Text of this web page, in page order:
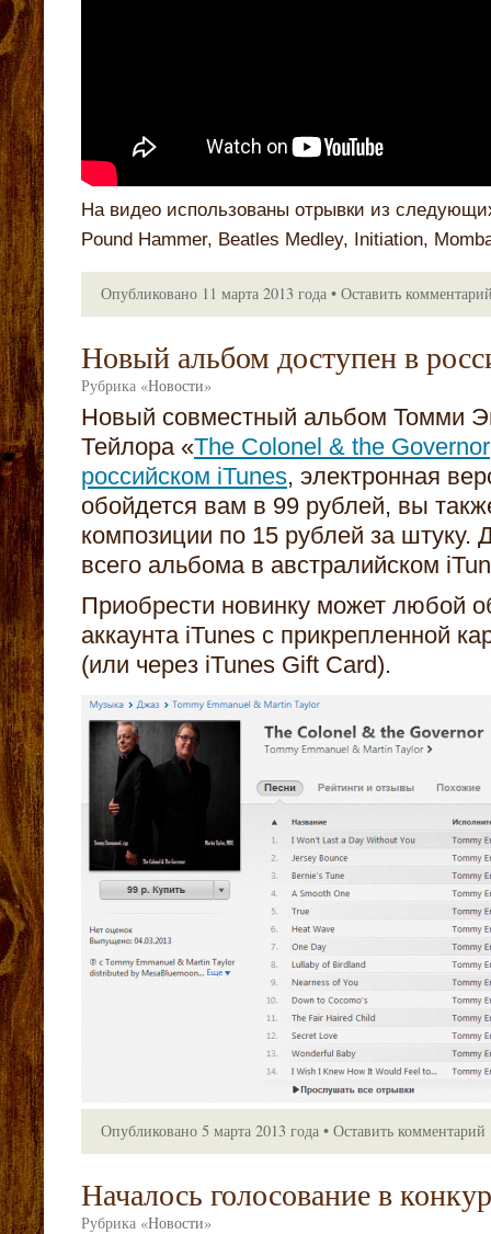
На видео использованы отрывки из
Pound Hammer, Beatles Medley, Initiation,
Опубликовано 11 марта 2013 года • Оставить
Новый альбом доступен в
Рубрика «Новости»
Новый совместный альбом Томми
Тейлора «The Colonel & the Governor
российском iTunes, электронная
обойдется вам в 99 рублей, вы
композиции по 15 рублей за штуку.
всего альбома в австралийском
Приобрести новинку может любой
аккаунта iTunes с прикрепленной
(или через iTunes Gift Card).
Опубликовано 5 марта 2013 года • Оставить комментарий
Началось голосование в
Рубрика «Новости»